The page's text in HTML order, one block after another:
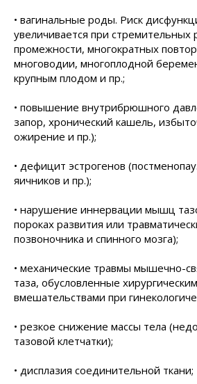
• вагинальные роды. Риск
увеличивается при стремительных
промежности, многократных
многоводии, многоплодной
крупным плодом и пр.;
• повышение внутрибрюшного
запор, хронический кашель,
ожирение и пр.);
• дефицит эстрогенов
яичников и пр.);
• нарушение иннервации мышц
пороках развития или
позвоночника и спинного мозга);
• механические травмы мышечно-
таза, обусловленные
вмешательствами при
• резкое снижение массы тела
тазовой клетчатки);
• дисплазия соединительной ткани;